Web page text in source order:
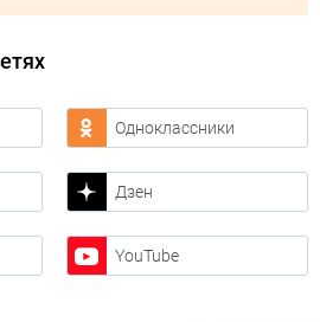
Одноклассники
Дзен
YouTube